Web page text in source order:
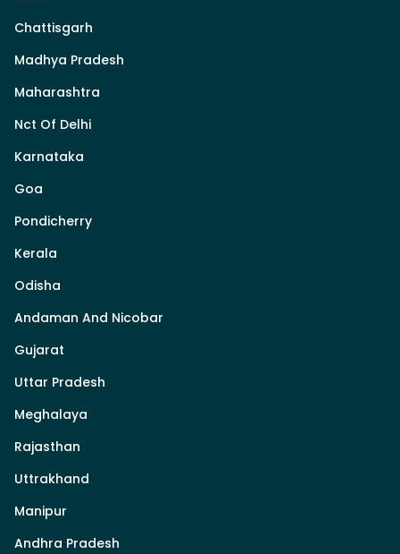
Chattisgarh
Madhya Pradesh
Maharashtra
Nct Of Delhi
Karnataka
Goa
Pondicherry
Kerala
Odisha
Andaman And Nicobar
Gujarat
Uttar Pradesh
Meghalaya
Rajasthan
Uttrakhand
Manipur
Andhra Pradesh